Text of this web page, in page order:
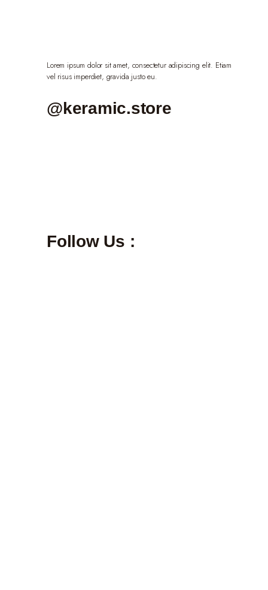
Lorem ipsum dolor sit amet, consectetur adipiscing elit. Etiam
vel risus imperdiet, gravida justo eu.
@keramic.store
Follow Us :